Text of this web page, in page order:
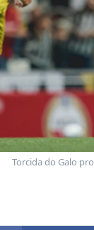
Torcida do Galo